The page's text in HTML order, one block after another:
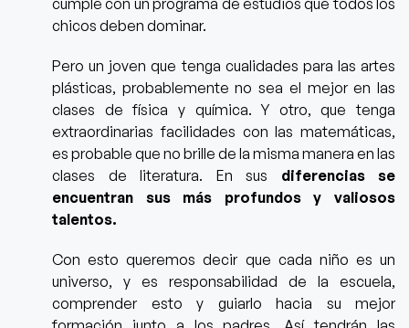
chicos deben dominar.
Pero un joven que tenga cualidades para las artes
plásticas, probablemente no sea el mejor en las
clases de física y química. Y otro, que tenga
extraordinarias facilidades con las matemáticas,
es probable que no brille de la misma manera en las
clases de literatura. En sus diferencias se
encuentran sus más profundos y valiosos
talentos.
Con esto queremos decir que cada niño es un
universo, y es responsabilidad de la escuela,
comprender esto y guiarlo hacia su mejor